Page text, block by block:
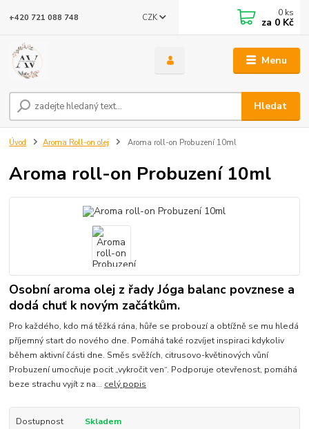
Menu
CZK
Hledat
+420 721 088 748 0 ks
za 0 Kč
Úvod Aroma Roll-on olej Aroma roll-on Probuzení 10ml
Aroma roll-on Probuzení 10ml
Osobní aroma olej z řady Jóga balanc povznese a
dodá chuť k novým začátkům.
Pro každého, kdo má těžká rána, hůře se probouzí a obtížně se mu hledá
příjemný start do nového dne. Pomáhá také rozvíjet inspiraci kdykoliv
během aktivní části dne. Směs svěžích, citrusovo-květinových vůní
Probuzení umocňuje pocit „vykročit ven“. Podporuje otevřenost, pomáhá
beze strachu vyjít z na... celý popis
Dostupnost Skladem